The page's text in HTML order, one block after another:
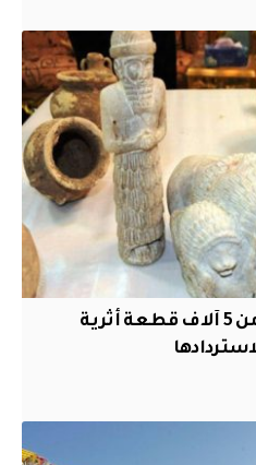
بعد 2003.. تهريب أكثر من 5 آلاف قطعة أثرية